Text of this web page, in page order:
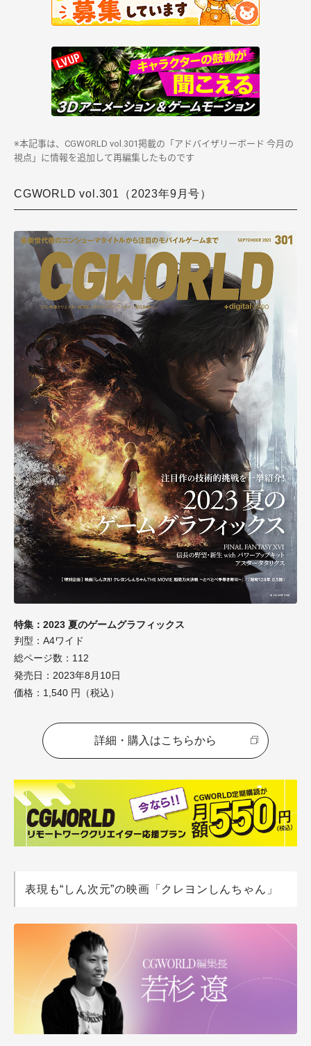
※本記事は、CGWORLD vol.301掲載の「アドバイザリーボード 今月の
視点」に情報を追加して再編集したものです
CGWORLD vol.301（2023年9月号）
特集：2023 夏のゲームグラフィックス
判型：A4ワイド
総ページ数：112
発売日：2023年8月10日
価格：1,540 円（税込）
詳細・購入はこちらから
表現も“しん次元”の映画「クレヨンしんちゃん」